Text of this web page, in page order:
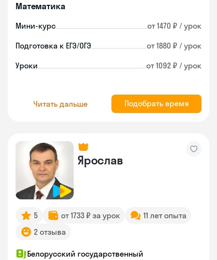
Математика
Мини-курс от 1470 ₽ / урок
Подготовка к ЕГЭ/ОГЭ от 1880 ₽ / урок
Уроки от 1092 ₽ / урок
Читать дальше Подобрать время
Ярослав
5 от 1733 ₽ за урок
11 лет опыта
2 отзыва
Белорусский государственный